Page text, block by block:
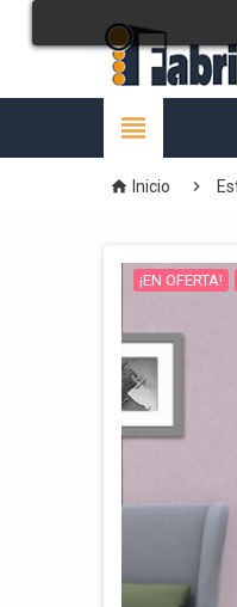

 Inicio 
¡EN OFERTA!